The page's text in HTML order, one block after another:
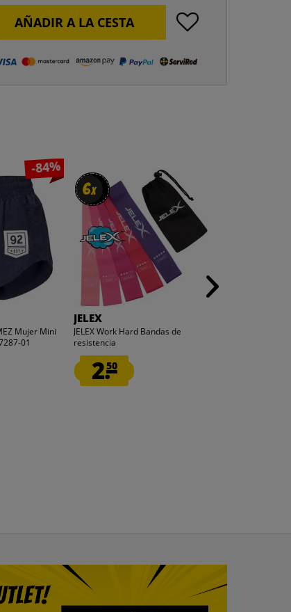
AÑADIR A LA CESTA
-84%
Mujer Mini
01
6x
6x
JELEX
JELEX Work Hard Bandas de
resistencia
2.50